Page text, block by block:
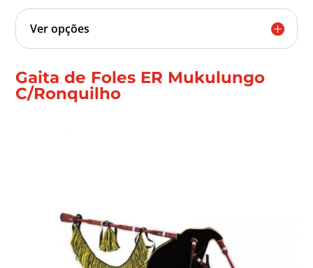
Ver opções
Gaita de Foles ER Mukulungo
C/Ronquilho